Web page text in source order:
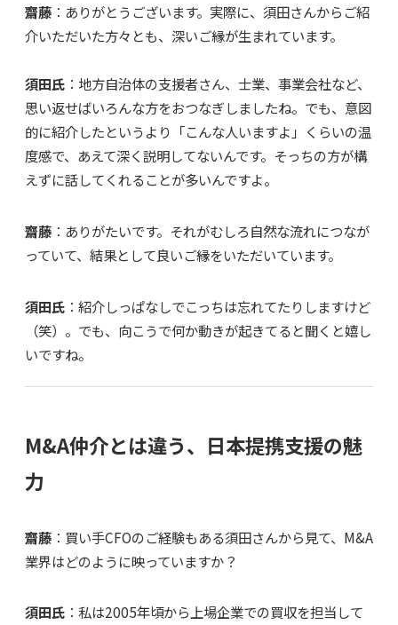
齋藤 ：ありがとうございます。実際に、須田さんからご紹
介いただいた方々とも、深いご縁が生まれています。
須田氏 ：地方自治体の支援者さん、士業、事業会社など、
思い返せばいろんな方をおつなぎしましたね。でも、意図
的に紹介したというより「こんな人いますよ」くらいの温
度感で、あえて深く説明してないんです。そっちの方が構
えずに話してくれることが多いんですよ。
齋藤 ：ありがたいです。それがむしろ自然な流れにつなが
っていて、結果として良いご縁をいただいています。
須田氏 ：紹介しっぱなしでこっちは忘れてたりしますけど
（笑）。でも、向こうで何か動きが起きてると聞くと嬉し
いですね。
M&A仲介とは違う、日本提携支援の魅
力
齋藤 ：買い手CFOのご経験もある須田さんから見て、M&A
業界はどのように映っていますか？
須田氏 ：私は2005年頃から上場企業での買収を担当して